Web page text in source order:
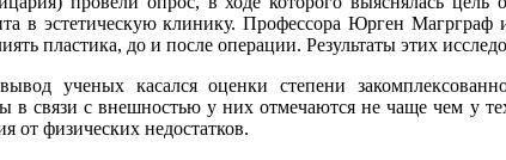
в эстетическую клинику. Профессора Юрген
пластика, до и после операции. Результаты этих
ученых касался оценки степени
в связи с внешностью у них отмечаются не чаще чем у
от физических недостатков.